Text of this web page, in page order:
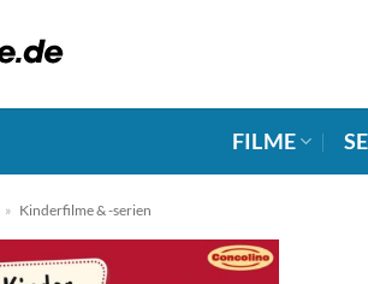
FILME
» Kinderfilme & -serien